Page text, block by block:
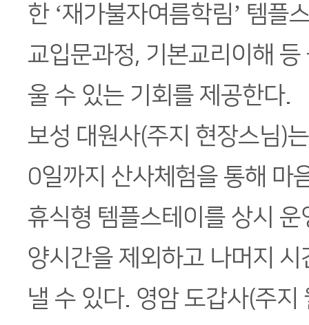
한 ‘재가불자여름학림’ 템플
교입문과정, 기본교리이해
울 수 있는 기회를 제공한다.
보성 대원사(주지 현장스님)
0일까지 산사체험을 통해 마
휴식형 템플스테이를 상시
양시간을 제외하고 나머지
낼 수 있다. 영암 도갑사(주지